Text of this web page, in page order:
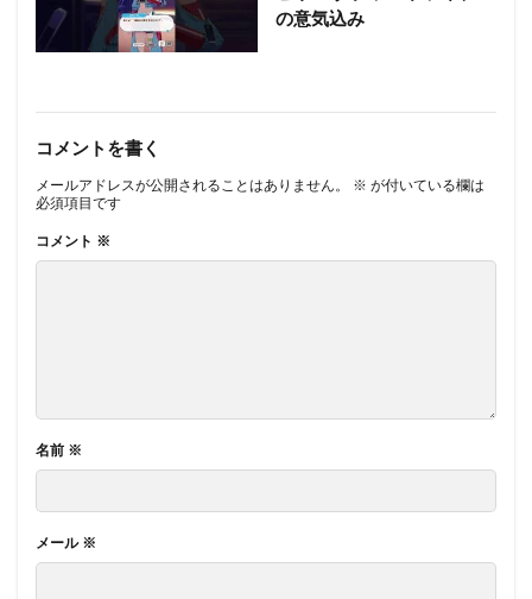
の意気込み
コメントを書く
メールアドレスが公開されることはありません。 ※ が付いている欄は
必須項目です
コメント ※
名前 ※
メール ※